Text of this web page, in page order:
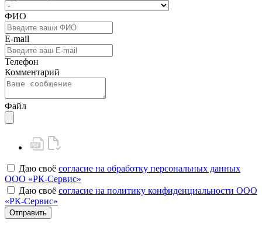
ФИО
E-mail
Телефон
Комментарий
Файл
Даю своё согласие на обработку персональных данных
ООО «РК-Сервис»
Даю своё согласие на политику конфиденциальности ООО
«РК-Сервис»
Отправить